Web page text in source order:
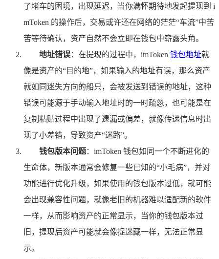
了堵车的困境，出现延迟，当你满怀期待地发起提现到 i
mToken 的操作后，交易或许还在网络的茫茫“车流”中苦
苦等待确认，资产自然不会立即在钱包中崭露头角。
地址错误：在提现的过程中，imToken 钱包地址就
像是资产的“目的地”，如果输入的地址有误，那么资产
就如同迷失方向的船只，会被发送到错误的地址，这种
错误可能源于手动输入地址时的一时疏忽，也可能是在
复制粘贴过程中出现了遗漏或偏差，就像传递信息时出
现了小差错，导致资产“迷路”。
钱包版本问题：imToken 钱包如同一个不断进化的
生命体，新版本通常会修复一些已知的“小毛病”，并对
功能进行优化升级，如果使用的钱包版本过低，就可能
会出现兼容性问题，就像老旧的机器难以适配新的软件
一样，从而影响资产的正常显示，当你的钱包版本过
旧，提现后资产可能就会像捉迷藏一样，无法正常显
示。